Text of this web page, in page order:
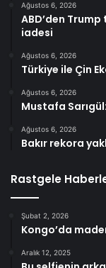
Ağustos 6, 2026
ABD’den
iadesi
Ağustos 6, 2026
Türkiye ile Çin
Ağustos 6, 2026
Mustafa
Ağustos 6, 2026
Bakır rekora
Rastgele
Şubat 2, 2026
Kongo’da
Aralık 12, 2025